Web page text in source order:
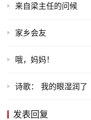
来自梁主任的问候
家乡会友
哦，妈妈！
诗歌： 我的眼湿润了
发表回复